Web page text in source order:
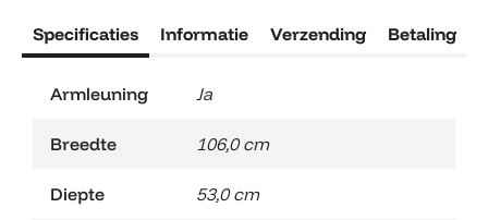
Specificaties Informatie Verzending Betaling
Armleuning Ja
Breedte 106,0 cm
Diepte 53,0 cm